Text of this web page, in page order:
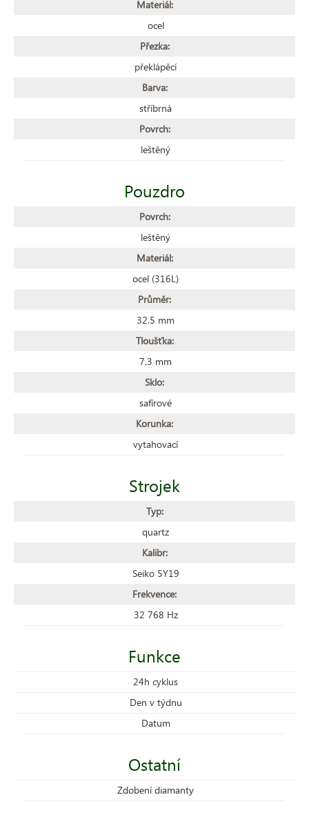
Materiál:
ocel
Přezka:
překlápěcí
Barva:
stříbrná
Povrch:
leštěný
Pouzdro
Povrch:
leštěný
Materiál:
ocel (316L)
Průměr:
32.5 mm
Tloušťka:
7.3 mm
Sklo:
safírové
Korunka:
vytahovací
Strojek
Typ:
quartz
Kalibr:
Seiko 5Y19
Frekvence:
32 768 Hz
Funkce
24h cyklus
Den v týdnu
Datum
Ostatní
Zdobení diamanty